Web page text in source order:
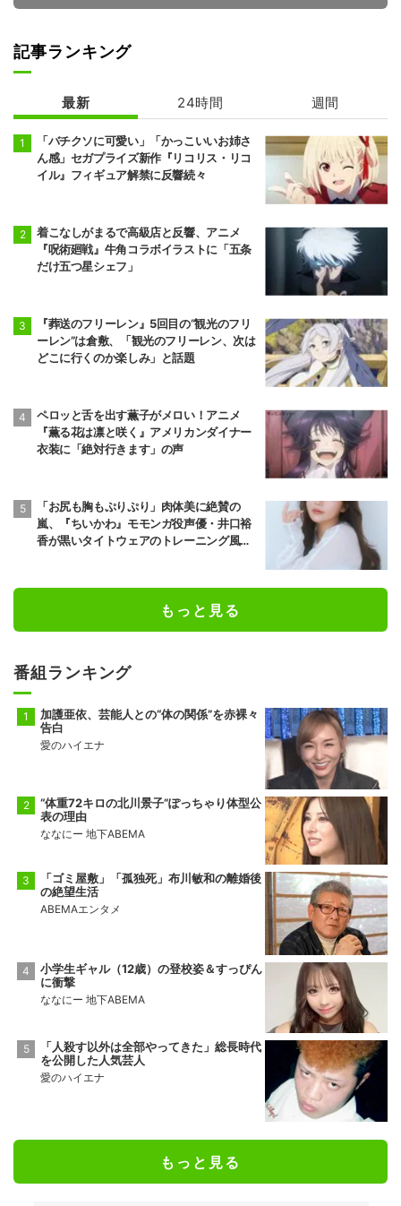
地獄楽 第2期
炎炎ノ消防隊 参
ノ章 第2クール
記事ランキング
最新 24時間 週間
「バチクソに可愛い」「かっこいいお姉さ
ん感」セガプライズ新作『リコリス・リコ
イル』フィギュア解禁に反響続々
着こなしがまるで高級店と反響、アニメ
『呪術廻戦』牛角コラボイラストに「五条
だけ五つ星シェフ」
『葬送のフリーレン』5回目の“観光のフリ
ーレン”は倉敷、「観光のフリーレン、次は
どこに行くのか楽しみ」と話題
ペロッと舌を出す薫子がメロい！アニメ
『薫る花は凛と咲く』アメリカンダイナー
衣装に「絶対行きます」の声
「お尻も胸もぷりぷり」肉体美に絶賛の
嵐、『ちいかわ』モモンガ役声優・井口裕
香が黒いタイトウェアのトレーニング風景
もっと見る
番組ランキング
加護亜依、芸能人との“体の関係”を赤裸々
告白
愛のハイエナ
“体重72キロの北川景子”ぽっちゃり体型公
表の理由
ななにー 地下ABEMA
「ゴミ屋敷」「孤独死」布川敏和の離婚後
の絶望生活
ABEMAエンタメ
小学生ギャル（12歳）の登校姿＆すっぴん
に衝撃
ななにー 地下ABEMA
「人殺す以外は全部やってきた」総長時代
を公開した人気芸人
愛のハイエナ
もっと見る